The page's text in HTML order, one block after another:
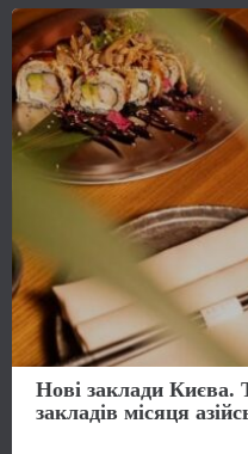
Нові заклади Києва.
закладів місяця